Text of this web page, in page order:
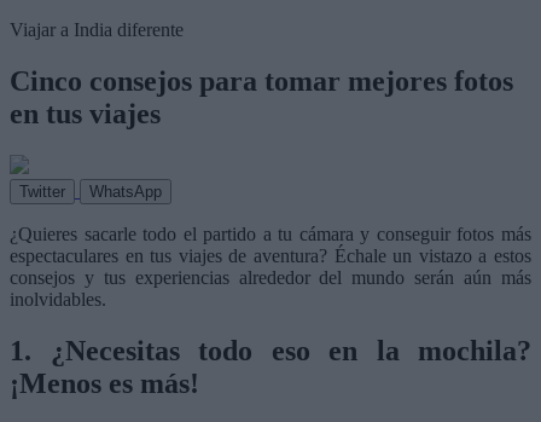
Viajar a India diferente
Cinco consejos para tomar mejores fotos
en tus viajes
Twitter WhatsApp
¿Quieres sacarle todo el partido a tu cámara y conseguir fotos más
espectaculares en tus viajes de aventura? Échale un vistazo a estos
consejos y tus experiencias alrededor del mundo serán aún más
inolvidables.
1. ¿Necesitas todo eso en la mochila?
¡Menos es más!